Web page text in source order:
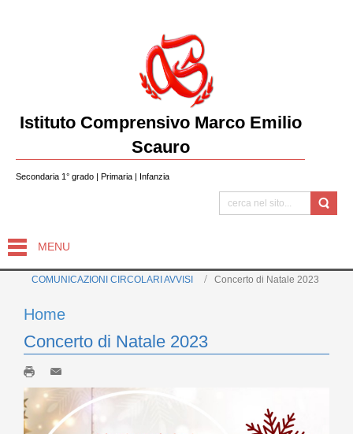
Istituto Comprensivo Marco Emilio
Scauro
Secondaria 1° grado | Primaria | Infanzia
MENU
COMUNICAZIONI CIRCOLARI AVVISI Concerto di Natale 2023
Home
Concerto di Natale 2023